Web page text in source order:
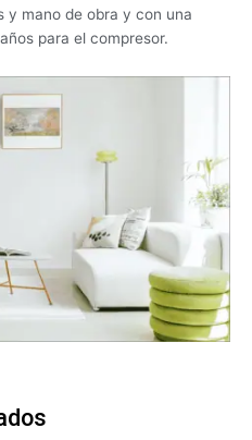
y mano de obra y con una
para el compresor.